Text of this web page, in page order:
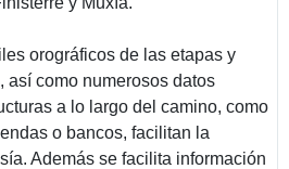
orográficos de las etapas y
así como numerosos datos
a lo largo del camino, como
o bancos, facilitan la
Además se facilita información